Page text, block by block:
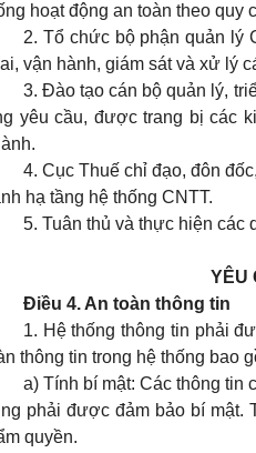
hoạt động an toàn theo quy
2. Tổ chức bộ phận quản lý
vận hành, giám sát và xử lý
3. Đào tạo cán bộ quản lý,
yêu cầu, được trang bị các
4. Cục Thuế chỉ đạo, đôn
hạ tầng hệ thống CNTT.
5. Tuân thủ và thực hiện các
YÊU
Điều 4. An toàn thông tin
1. Hệ thống thông tin phải
thông tin trong hệ thống bao
a) Tính bí mật: Các thông
phải được đảm bảo bí mật.
quyền.